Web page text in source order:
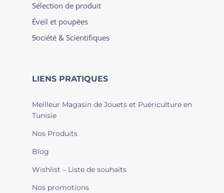
Sélection de produit
Éveil et poupées
Société & Scientifiques
LIENS PRATIQUES
Meilleur Magasin de Jouets et Puériculture en
Tunisie
Nos Produits
Blog
Wishlist – Liste de souhaits
Nos promotions